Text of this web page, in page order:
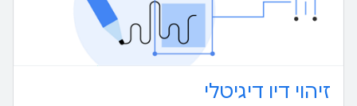
זיהוי דיו דיגיטלי